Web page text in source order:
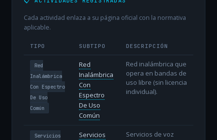
Cada actividad enlaza a su página oficial con la normativa
aplicable.
TIPO SUBTIPO DESCRIPCIÓN
Red
Inalámbrica
Con Espectro
De Uso
Común
Red
Inalámbrica
Con
Espectro
De Uso
Común
Red inalámbrica que
opera en bandas de
uso libre (sin licencia
individual).
Servicios Servicios
Servicios de voz